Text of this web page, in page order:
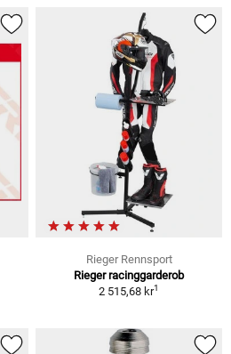
Rieger Rennsport
Rieger racinggarderob
2 515,68 kr1